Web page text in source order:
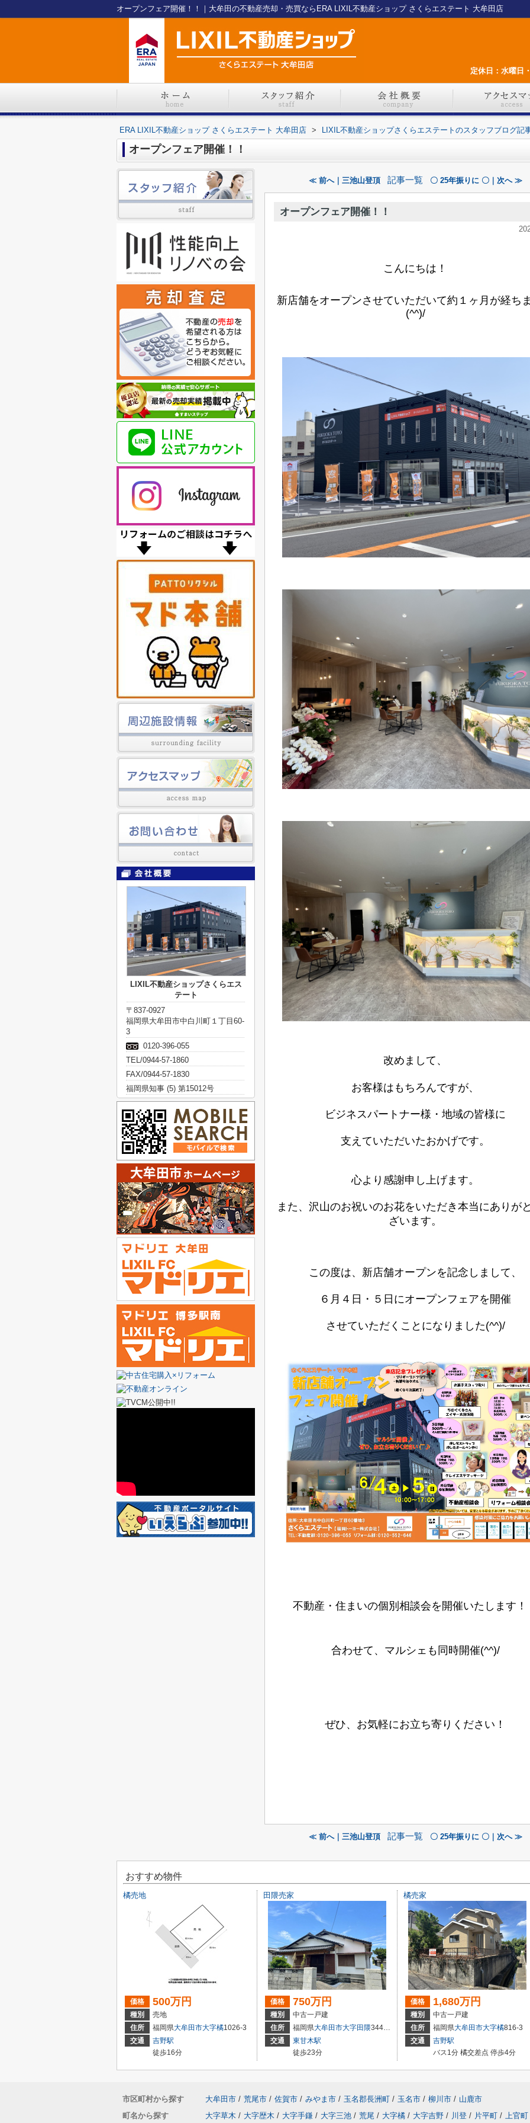
オープンフェア開催！！｜大牟田の不動産売却・売買ならERA LIXIL不動産ショップ さくらエステート 大牟田店
定休日：水曜日
ERA LIXIL不動産ショップ さくらエステート 大牟田店 > LIXIL不動産ショップさくらエステートのスタッフブログ記
オープンフェア開催！！
≪ 前へ｜三池山登頂 記事一覧 〇 25年振りに 〇｜次へ ≫
オープンフェア開催！！
こんにちは！
新店舗をオープンさせていただいて約１ヶ月が経ち
(^^)/
改めまして、
お客様はもちろんですが、
ビジネスパートナー様・地域の皆様に
支えていただいたおかげです。
心より感謝申し上げます。
また、沢山のお祝いのお花をいただき本当にありが
ざいます。
この度は、新店舗オープンを記念しまして、
６月４日・５日にオープンフェアを開催
させていただくことになりました(^^)/
不動産・住まいの個別相談会を開催いたします！
合わせて、マルシェも同時開催(^^)/
ぜひ、お気軽にお立ち寄りください！
≪ 前へ｜三池山登頂 記事一覧 〇 25年振りに 〇｜次へ ≫
LIXIL不動産ショップさくらエス
テート
〒837-0927
福岡県大牟田市中白川町１丁目60-
3
0120-396-055
TEL/0944-57-1860
FAX/0944-57-1830
福岡県知事 (5) 第15012号
おすすめ物件
橘売地
価格 500万円
種別
売地
住所
福岡県大牟田市大字橘1026-3
交通
吉野駅
徒歩16分
田隈売家
価格 750万円
種別
中古一戸建
住所
福岡県大牟田市大字田隈344番12
交通
東甘木駅
徒歩23分
橘売家
価格 1,680万円
種別
中古一戸建
住所
福岡県大牟田市大字橘816-3
交通
吉野駅
バス1分 橘交差点 停歩4分
市区町村から探す 大牟田市 / 荒尾市 / 佐賀市 / みやま市 / 玉名郡長洲町 / 玉名市 / 柳川市 / 山鹿市
町名から探す
大字草木 / 大字歴木 / 大字手鎌 / 大字三池 / 荒尾 / 大字橘 / 大字吉野 / 川登 / 片平町 / 上官町